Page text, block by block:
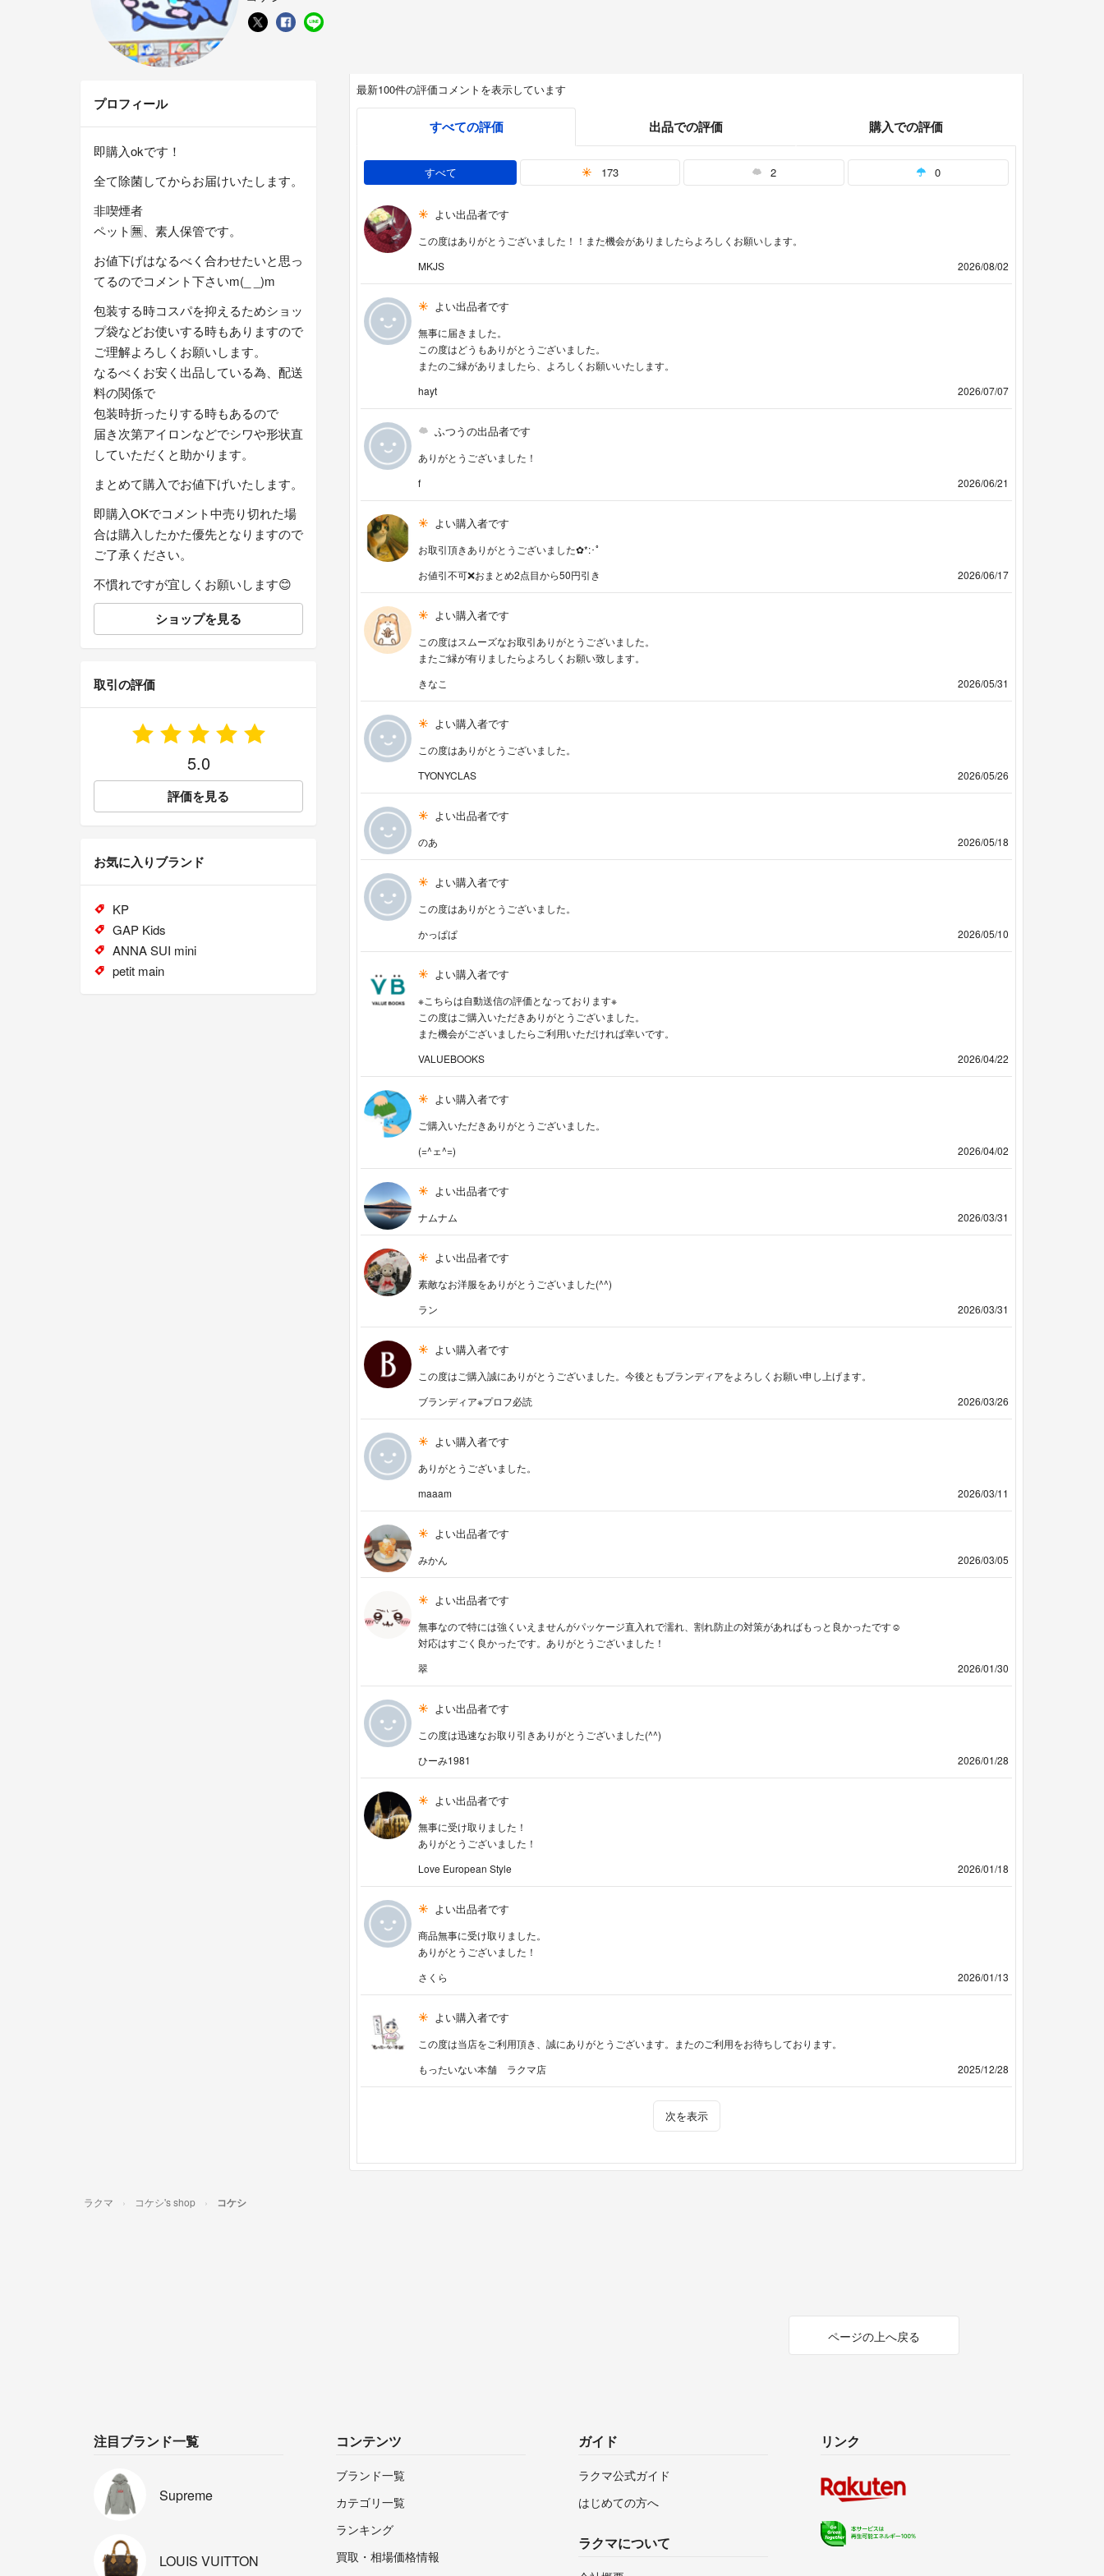
最新100件の評価コメントを表示しています
すべての評価 出品での評価 購入での評価
すべて 173 2 0
よい出品者です
この度はありがとうございました！！また機会がありましたらよろしくお願いします。
MKJS
2026/08/02
よい出品者です
無事に届きました。
この度はどうもありがとうございました。
またのご縁がありましたら、よろしくお願いいたします。
hayt
2026/07/07
ふつうの出品者です
ありがとうございました！
f
2026/06/21
よい購入者です
お取引頂きありがとうございました✿*:･ﾟ
お値引不可❌おまとめ2点目から50円引き
2026/06/17
よい購入者です
この度はスムーズなお取引ありがとうございました。
またご縁が有りましたらよろしくお願い致します。
きなこ
2026/05/31
よい購入者です
この度はありがとうございました。
TYONYCLAS
2026/05/26
よい出品者です
のあ 2026/05/18
よい購入者です
この度はありがとうございました。
かっぱぱ
2026/05/10
よい購入者です
※こちらは自動送信の評価となっております※
この度はご購入いただきありがとうございました。
また機会がございましたらご利用いただければ幸いです。
VALUEBOOKS
2026/04/22
よい購入者です
ご購入いただきありがとうございました。
(=^ェ^=)
2026/04/02
よい出品者です
ナムナム 2026/03/31
よい出品者です
素敵なお洋服をありがとうございました(^^)
ラン
2026/03/31
よい購入者です
この度はご購入誠にありがとうございました。今後ともブランディアをよろしくお願い申し上げます。
ブランディア※プロフ必読
2026/03/26
よい購入者です
ありがとうございました。
maaam
2026/03/11
よい出品者です
みかん 2026/03/05
よい出品者です
無事なので特には強くいえませんがパッケージ直入れで濡れ、割れ防止の対策があればもっと良かったです☺️
対応はすごく良かったです。ありがとうございました！
翠
2026/01/30
よい出品者です
この度は迅速なお取り引きありがとうございました(^^)
ひーみ1981
2026/01/28
よい出品者です
無事に受け取りました！
ありがとうございました！
Love European Style
2026/01/18
よい出品者です
商品無事に受け取りました。
ありがとうございました！
さくら
2026/01/13
よい購入者です
この度は当店をご利用頂き、誠にありがとうございます。またのご利用をお待ちしております。
もったいない本舗 ラクマ店
2025/12/28
次を表示
プロフィール
即購入okです！
全て除菌してからお届けいたします。
非喫煙者
ペット🈚、素人保管です。
お値下げはなるべく合わせたいと思っ
てるのでコメント下さいm(_ _)m
包装する時コスパを抑えるためショッ
プ袋などお使いする時もありますので
ご理解よろしくお願いします。
なるべくお安く出品している為、配送
料の関係で
包装時折ったりする時もあるので
届き次第アイロンなどでシワや形状直
していただくと助かります。
まとめて購入でお値下げいたします。
即購入OKでコメント中売り切れた場
合は購入したかた優先となりますので
ご了承ください。
不慣れですが宜しくお願いします😊
ショップを見る
取引の評価
5.0
評価を見る
お気に入りブランド
KP
GAP Kids
ANNA SUI mini
petit main
ラクマ コケシ's shop コケシ
ページの上へ戻る
注目ブランド一覧
Supreme
LOUIS VUITTON
コンテンツ
ブランド一覧
カテゴリ一覧
ランキング
買取・相場価格情報
ガイド
ラクマ公式ガイド
はじめての方へ
ラクマについて
リンク